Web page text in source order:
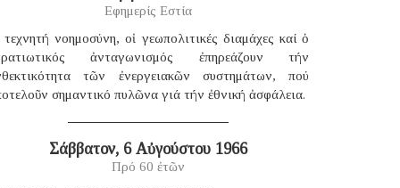
Εφημερίς Εστία
νοημοσύνη, οἱ γεωπολιτικές διαμάχες καί ὁ
ἀνταγωνισμός ἐπηρεάζουν τήν
τῶν ἐνεργειακῶν συστημάτων, πού
σημαντικό πυλῶνα γιά τήν ἐθνική ἀσφάλεια.
Σάββατον, 6 Αὐγούστου 1966
Πρό 60 ἐτῶν